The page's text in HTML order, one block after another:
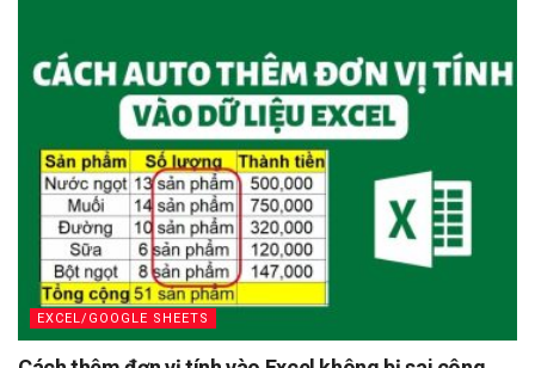
EXCEL/GOOGLE SHEETS